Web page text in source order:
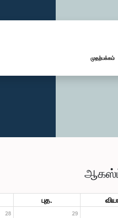
முதற்பக்கம்
புத.
28 29